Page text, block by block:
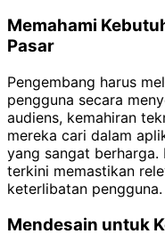
Memahami
Pasar
Pengembang harus
pengguna secara
audiens, kemahiran
mereka cari dalam
yang sangat berharga.
terkini memastikan
keterlibatan pengguna.
Mendesain untuk